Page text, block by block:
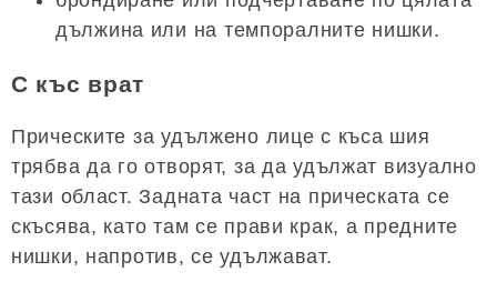
дължина или на темпоралните нишки.
С къс врат
Прическите за удължено лице с къса шия
трябва да го отворят, за да удължат визуално
тази област. Задната част на прическата се
скъсява, като там се прави крак, а предните
нишки, напротив, се удължават.